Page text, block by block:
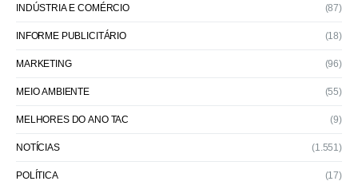
INDÚSTRIA E COMÉRCIO (87)
INFORME PUBLICITÁRIO (18)
MARKETING (96)
MEIO AMBIENTE (55)
MELHORES DO ANO TAC (9)
NOTÍCIAS (1.551)
POLÍTICA (17)